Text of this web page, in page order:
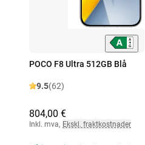
POCO F8 Ultra 512GB Blå
9.5(62)
804,00 €
Inkl. mva, Ekskl. fraktkostnader